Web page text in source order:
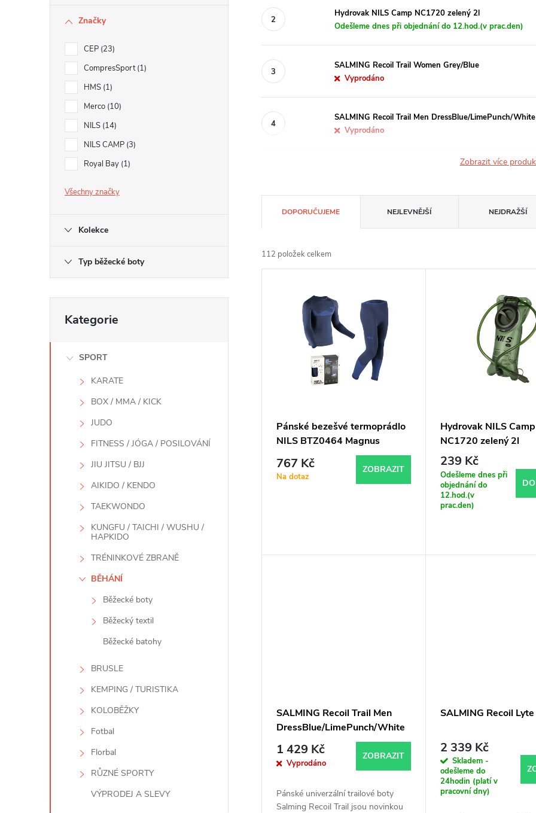
Značky
CEP 23
CompresSport 1
HMS 1
Merco 10
NILS 14
NILS CAMP 3
Royal Bay 1
Všechny značky
Kolekce
Typ běžecké boty
kategorie
Kategorie
SPORT
KARATE
BOX / MMA / KICK
JUDO
FITNESS / JÓGA / POSILOVÁNÍ
JIU JITSU / BJJ
AIKIDO / KENDO
TAEKWONDO
KUNGFU / TAICHI / WUSHU /
HAPKIDO
TRÉNINKOVÉ ZBRANĚ
BĚHÁNÍ
Běžecké boty
Běžecký textil
Běžecké batohy
BRUSLE
KEMPING / TURISTIKA
KOLOBĚŽKY
Fotbal
Florbal
RŮZNÉ SPORTY
VÝPRODEJ A SLEVY
Hydrovak NILS Camp NC1720 zelený 2l
Odešleme dnes při objednání do 12.hod.(v prac.den)
SALMING Recoil Trail Women Grey/Blue
Vyprodáno
SALMING Recoil Trail Men DressBlue/LimePunch/White
Vyprodáno
Zobrazit více
a
z
DOPORUČUJEME NEJLEVNĚJŠÍ NEJDRAŽŠÍ
112 položek celkem
u
Pánské bezešvé termoprádlo
NILS BTZ0464 Magnus
767 Kč
Na dotaz
ZOBRAZIT
Hydrovak NILS Camp
NC1720 zelený 2l
239 Kč
Odešleme dnes při
objednání do
12.hod.(v
prac.den)
SALMING Recoil Trail Men
DressBlue/LimePunch/White
1 429 Kč
Vyprodáno
ZOBRAZIT
Pánské univerzální trailové boty
Salming Recoil Trail jsou novinkou
SALMING Recoil
2 339 Kč
Skladem -
odešleme do
24hodin (platí v
pracovní dny)